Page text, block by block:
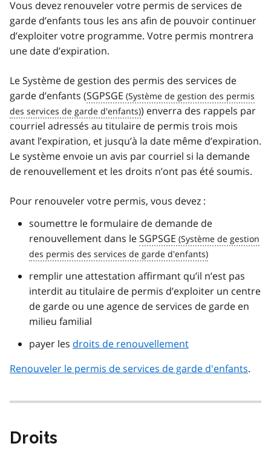
Vous devez renouveler votre permis de services de
garde d’enfants tous les ans afin de pouvoir continuer
d’exploiter votre programme. Votre permis montrera
une date d’expiration.
Le Système de gestion des permis des services de
garde d’enfants (SGPSGE
) enverra des rappels par
courriel adressés au titulaire de permis trois mois
avant l’expiration, et jusqu’à la date même d’expiration.
Le système envoie un avis par courriel si la demande
de renouvellement et les droits n’ont pas été soumis.
Pour renouveler votre permis, vous devez :
soumettre le formulaire de demande de
renouvellement dans leSGPSGE
remplir une attestation affirmant qu’il n’est pas
interdit au titulaire de permis d’exploiter un centre
de garde ou une agence de services de garde en
milieu familial
payer les droits de renouvellement
Renouveler le permis de services de garde d'enfants.
Droits